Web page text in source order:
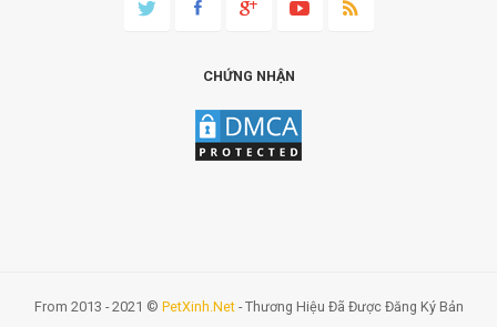
CHỨNG NHẬN
From 2013 - 2021 © PetXinh.net- Thương Hiệu Đã Được Đăng Ký Bản